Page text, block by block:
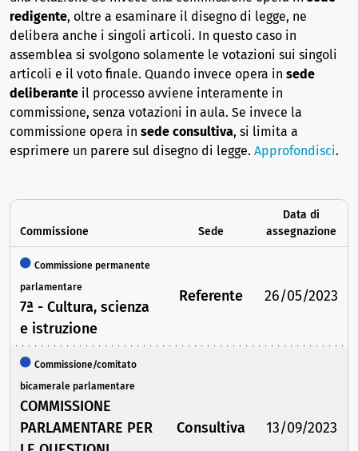
redigente, oltre a esaminare il disegno di legge, ne
delibera anche i singoli articoli. In questo caso in
assemblea si svolgono solamente le votazioni sui singoli
articoli e il voto finale. Quando invece opera in sede
deliberante il processo avviene interamente in
commissione, senza votazioni in aula. Se invece la
commissione opera in sede consultiva, si limita a
esprimere un parere sul disegno di legge. Approfondisci.
Commissione Sede
Data di
assegnazione
Commissione permanente
parlamentare
7ª - Cultura, scienza
e istruzione
Referente 26/05/2023
Commissione/comitato
bicamerale parlamentare
COMMISSIONE
PARLAMENTARE PER
Consultiva 13/09/2023